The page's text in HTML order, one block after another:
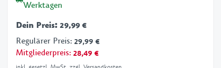
Werktagen
Dein Preis: 29,99 €
Regulärer Preis: 29,99 €
Mitgliederpreis: 28,49 €